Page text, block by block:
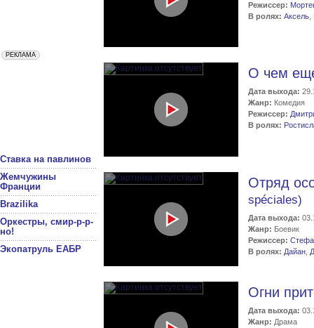
Ставка на павлинов
Жемчужины
Франции
Brazilika
Оркестры, смир-р-р-
но!
Экопатруль ЕАБР
Режиссер:
В ролях: Аксель
О чем
Дата выхода:
Жанр: Комедия
Режиссер:
В ролях:
Отряд
spéciales)
Дата выхода:
Жанр: Боевик
Режиссер:
В ролях: Дайан
Огни
Дата выхода:
Жанр: Драма